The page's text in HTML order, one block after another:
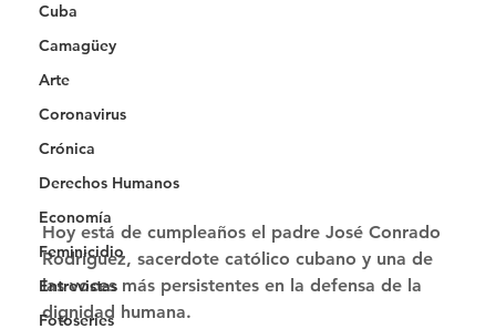
Cuba
Camagüey
Arte
Coronavirus
Crónica
Derechos Humanos
Economía
Feminicidio
Entrevistas
Fotoseries
Hoy está de cumpleaños el padre José Conrado
Rodríguez, sacerdote católico cubano y una de
las voces más persistentes en la defensa de la
dignidad humana.